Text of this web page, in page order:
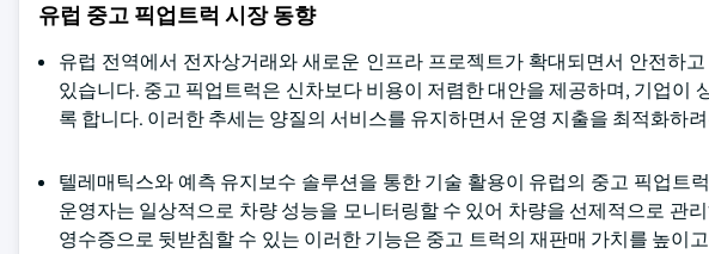
유럽 중고 픽업트럭 시장 동향
유럽 전역에서 전자상거래와 새로운 인프라 프로젝트가 확대되면서 안전하
있습니다. 중고 픽업트럭은 신차보다 비용이 저렴한 대안을 제공하며, 기업이
록 합니다. 이러한 추세는 양질의 서비스를 유지하면서 운영 지출을 최적화하
텔레매틱스와 예측 유지보수 솔루션을 통한 기술 활용이 유럽의 중고 픽업트
운영자는 일상적으로 차량 성능을 모니터링할 수 있어 차량을 선제적으로 관
영수증으로 뒷받침할 수 있는 이러한 기능은 중고 트럭의 재판매 가치를 높이